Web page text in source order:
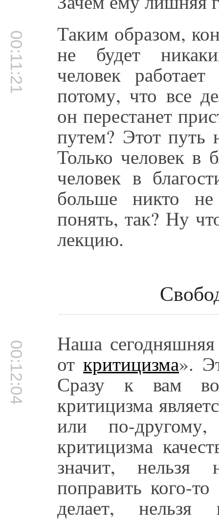
00:11:21 Таким образом,
не будет
человек
потому, что все
он перестанет
путем? Этот путь
Только человек в
человек в
больше никто
понять, так? Ну
лекцию.
00:12:04 Наша
откритицизма».
Сразу к вам
критицизма
или по-
критицизма
значит, нельзя
поправить кого-
делает, нельзя